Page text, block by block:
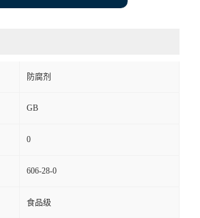
防腐剂
GB
0
606-28-0
食品级